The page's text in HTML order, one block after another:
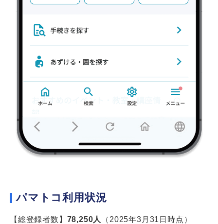
パマトコ利用状況
【総登録者数】 78,250人 （2025年3月31日時点）